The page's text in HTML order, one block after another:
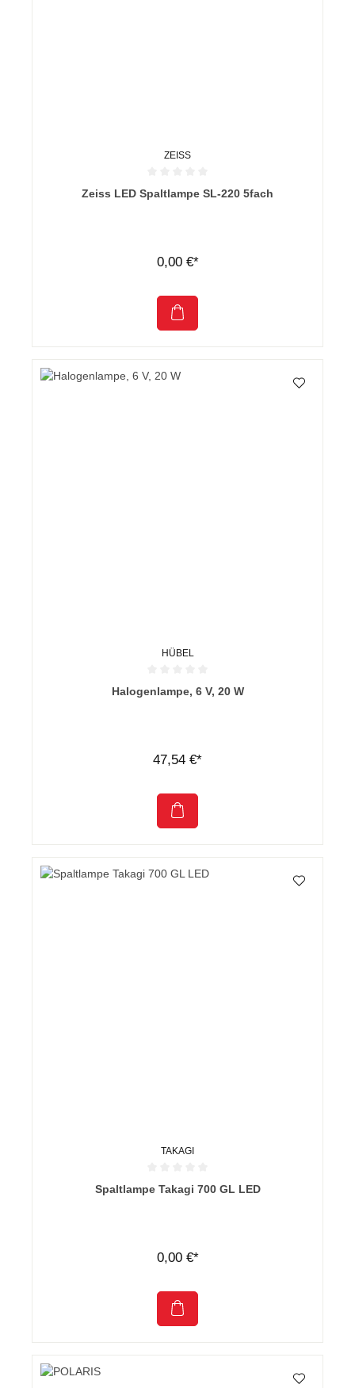
ZEISS
Durchschnittliche Bewertung von 0 von 5 Sternen
Zeiss LED Spaltlampe SL-220 5fach
0,00 €*
HÜBEL
Durchschnittliche Bewertung von 0 von 5 Sternen
Halogenlampe, 6 V, 20 W
47,54 €*
TAKAGI
Durchschnittliche Bewertung von 0 von 5 Sternen
Spaltlampe Takagi 700 GL LED
0,00 €*